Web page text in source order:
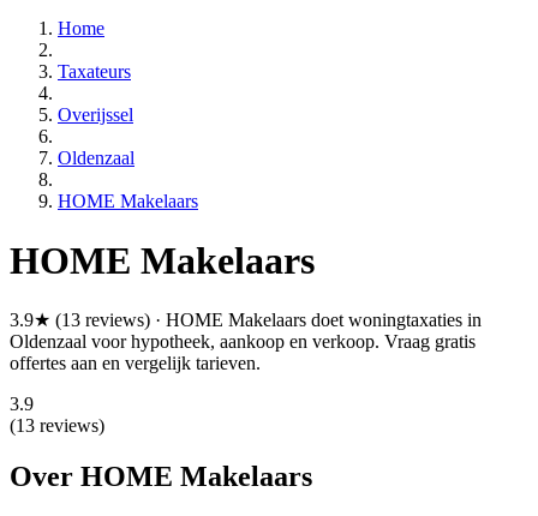
Home
Taxateurs
Overijssel
Oldenzaal
HOME Makelaars
HOME Makelaars
3.9★ (13 reviews) · HOME Makelaars doet woningtaxaties in
Oldenzaal voor hypotheek, aankoop en verkoop. Vraag gratis
offertes aan en vergelijk tarieven.
3.9
(13 reviews)
Over HOME Makelaars